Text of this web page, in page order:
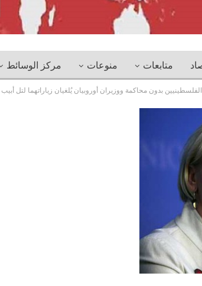
متابعات منوعات مركز الوسائط
بدون محاكمة ووزيران أوروبيان يُلغيان زياراتهما لتل أبيب